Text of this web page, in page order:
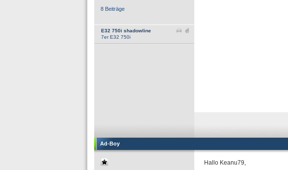
8 Beiträge
E32 750i shadowline
7er E32 750i
Ad-Boy
Hallo Keanu79,